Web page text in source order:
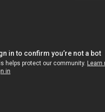
Pārbaudītā tehniskā kārtībā -
Aprīkojums: -
lokšņu liekšanas prese - Ar